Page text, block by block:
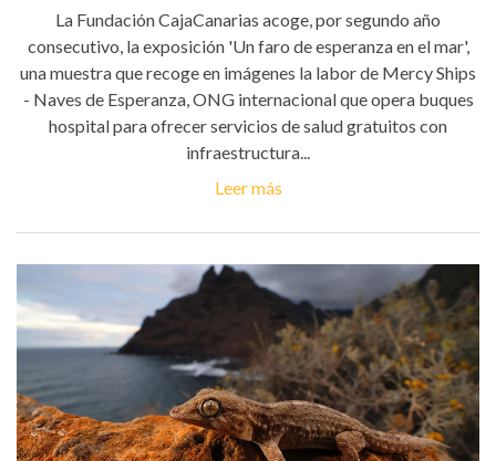
La Fundación CajaCanarias acoge, por segundo año
consecutivo, la exposición 'Un faro de esperanza en el mar',
una muestra que recoge en imágenes la labor de Mercy Ships
- Naves de Esperanza, ONG internacional que opera buques
hospital para ofrecer servicios de salud gratuitos con
infraestructura...
Leer más